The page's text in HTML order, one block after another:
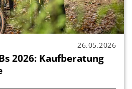
26.05.2026
2026: Kaufberatung